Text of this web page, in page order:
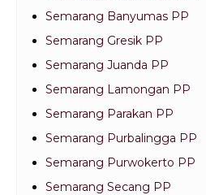
Semarang Banyumas PP
Semarang Gresik PP
Semarang Juanda PP
Semarang Lamongan PP
Semarang Parakan PP
Semarang Purbalingga PP
Semarang Purwokerto PP
Semarang Secang PP